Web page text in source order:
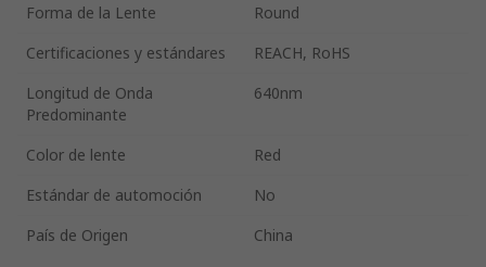
Forma de la Lente
Round
Certificaciones y estándares
REACH, RoHS
Longitud de Onda
Predominante
640nm
Color de lente
Red
Estándar de automoción
No
País de Origen
China